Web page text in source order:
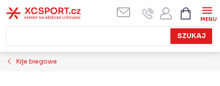
do
treści
SZUKAJ
Kije biegowe